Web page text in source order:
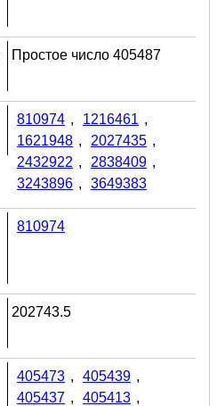
Простое число 405487
810974 , 1216461 ,
1621948 , 2027435 ,
2432922 , 2838409 ,
3243896 , 3649383
810974
202743.5
405473 , 405439 ,
405437 , 405413 ,